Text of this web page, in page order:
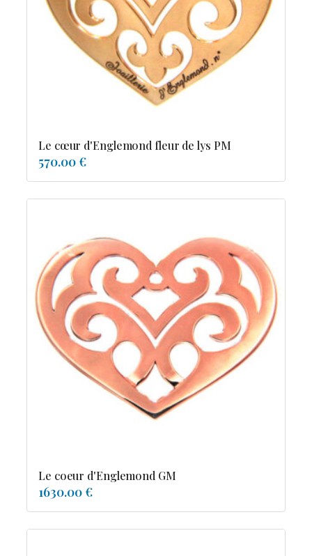
Resile
Reve-asie
Reve-de-pagode
Suspension et frissons
Diamants
Emeraude
Pierres de couleur
Saphir
rubis
saphir de couleur
tanzanite
tourmaline
Le cœur d'Englemond fleur de lys PM
570.00 €
Le coeur d'Englemond GM
1630.00 €